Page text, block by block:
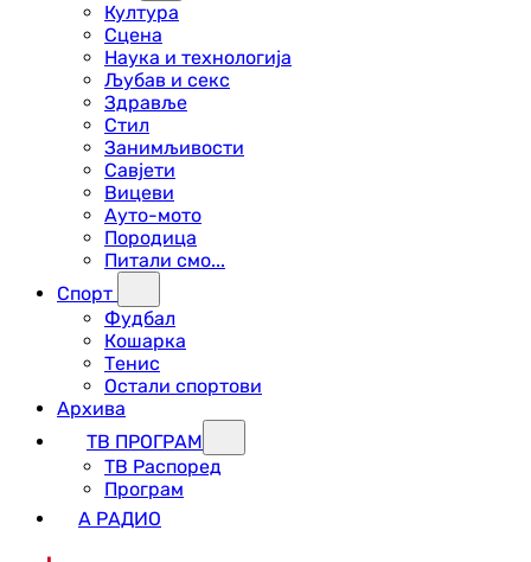
Култура
Сцена
Наука и технологија
Љубав и секс
Здравље
Стил
Занимљивости
Савјети
Вицеви
Ауто-мото
Породица
Питали смо...
Спорт
Фудбал
Кошарка
Тенис
Остали спортови
Архива
ТВ ПРОГРАМ
ТВ Распоред
Програм
А РАДИО